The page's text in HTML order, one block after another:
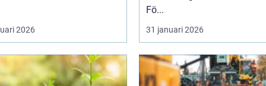
2026
Fö...
31 januari 2026